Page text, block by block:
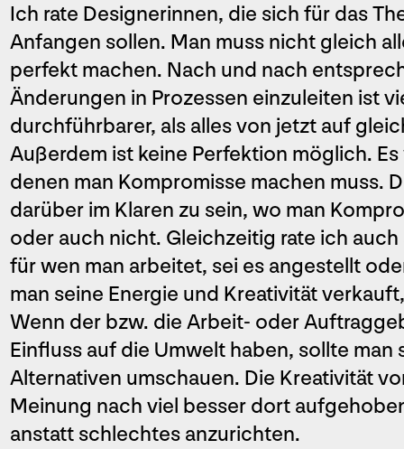
Ich rate Designerinnen, die sich für das
Anfangen sollen. Man muss nicht gleich
perfekt machen. Nach und nach
Änderungen in Prozessen einzuleiten ist
durchführbarer, als alles von jetzt auf
Außerdem ist keine Perfektion möglich.
denen man Kompromisse machen muss.
darüber im Klaren zu sein, wo man
oder auch nicht. Gleichzeitig rate ich
für wen man arbeitet, sei es angestellt
man seine Energie und Kreativität
Wenn der bzw. die Arbeit- oder
Einfluss auf die Umwelt haben, sollte
Alternativen umschauen. Die Kreativität
Meinung nach viel besser dort
anstatt schlechtes anzurichten.